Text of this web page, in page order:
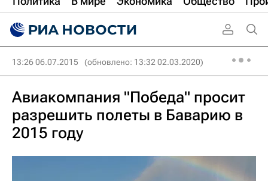
13:26 06.07.2015 (обновлено: 13:32 02.03.2020)
Авиакомпания "Победа" просит
разрешить полеты в Баварию в
2015 году